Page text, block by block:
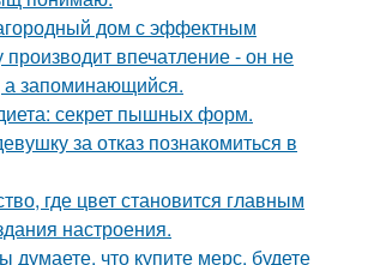
дом с эффектным
производит впечатление - он не
а запоминающийся.
секрет пышных форм.
за отказ познакомиться в
где цвет становится главным
настроения.
думаете, что купите мерс, будете